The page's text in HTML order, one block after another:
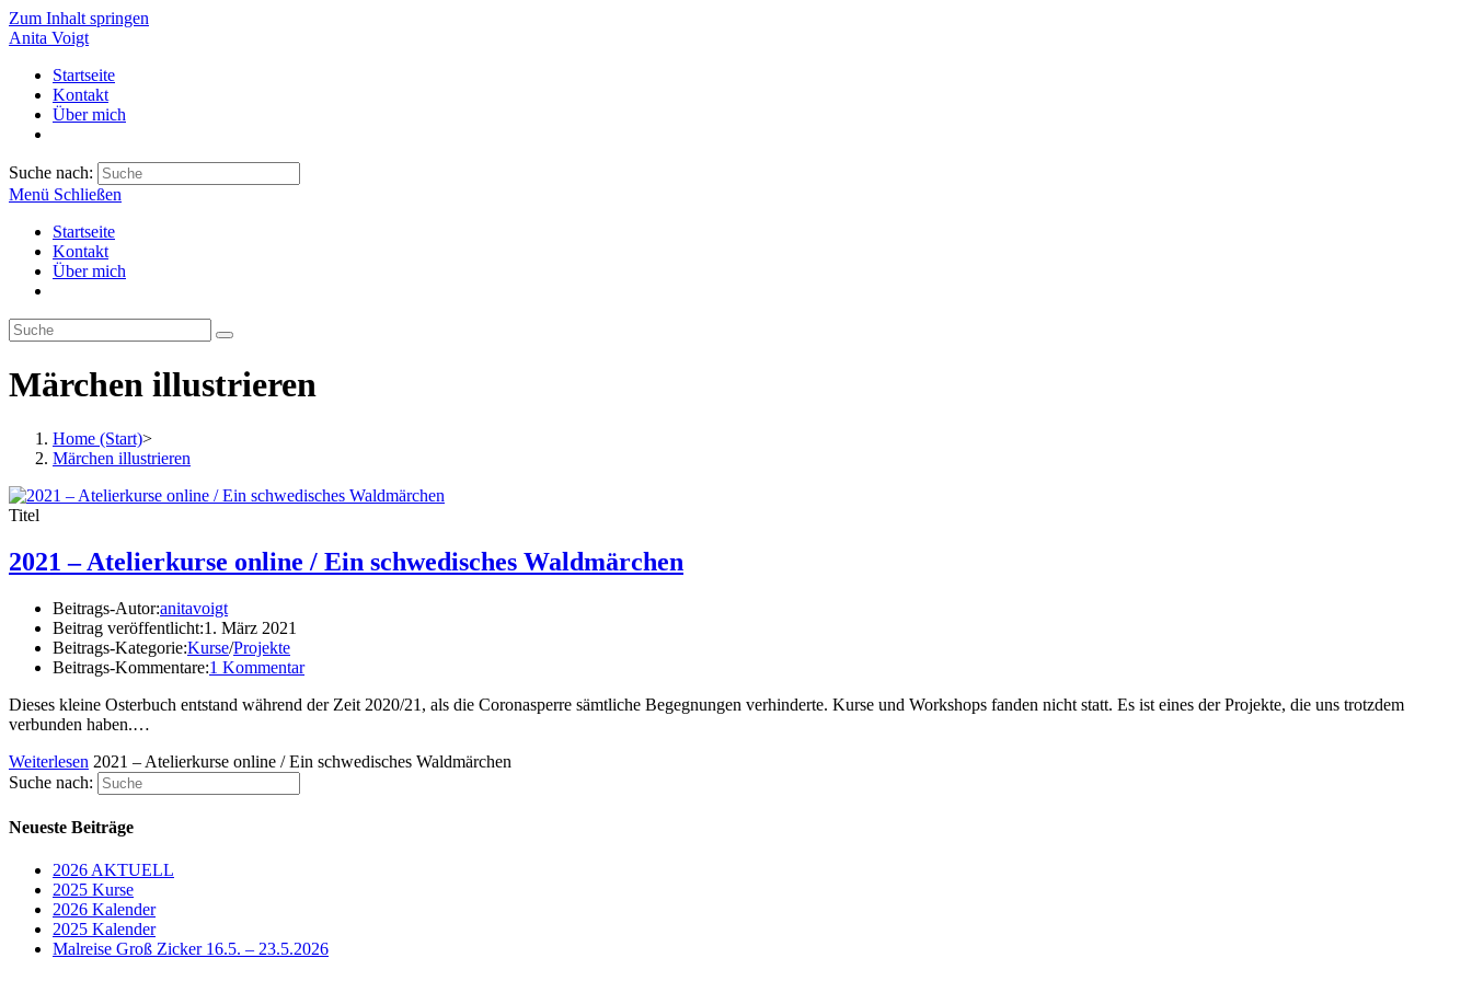
Zum Inhalt springen
Anita Voigt
Startseite
Kontakt
Über mich
Suche nach:
Menü Schließen
Startseite
Kontakt
Über mich
Märchen illustrieren
Home (Start)>
Märchen illustrieren
Titel
2021 – Atelierkurse online / Ein schwedisches Waldmärchen
Beitrags-Autor:anitavoigt
Beitrag veröffentlicht:1. März 2021
Beitrags-Kategorie:Kurse/Projekte
Beitrags-Kommentare:1 Kommentar
Dieses kleine Osterbuch entstand während der Zeit 2020/21, als die Coronasperre sämtliche Begegnungen verhinderte. Kurse und Workshops fanden nicht statt. Es ist eines der Projekte, die uns trotzdem
verbunden haben.…
Weiterlesen 2021 – Atelierkurse online / Ein schwedisches Waldmärchen
Suche nach:
Neueste Beiträge
2026 AKTUELL
2025 Kurse
2026 Kalender
2025 Kalender
Malreise Groß Zicker 16.5. – 23.5.2026